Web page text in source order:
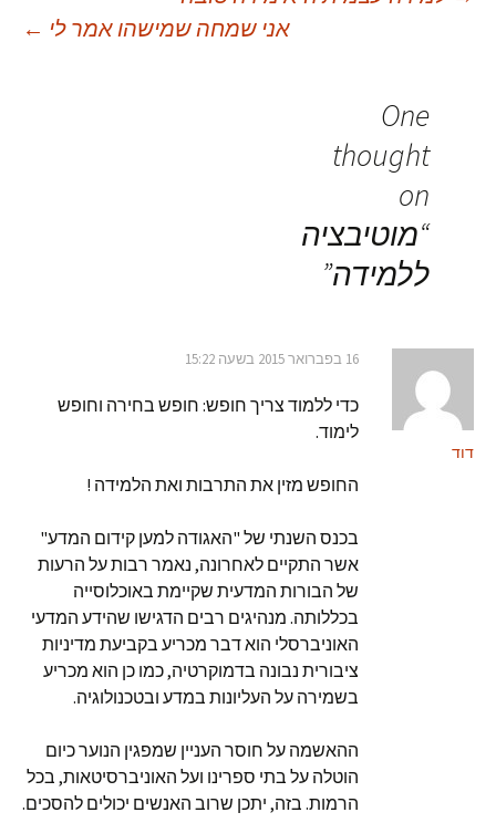
אני שמחה שמישהו אמר לי ←
One
thought
on
“מוטיבציה
ללמידה”
דוד
16 בפברואר 2015 בשעה 15:22
כדי ללמוד צריך חופש: חופש בחירה וחופש
לימוד.
החופש מזין את התרבות ואת הלמידה !
בכנס השנתי של "האגודה למען קידום המדע"
אשר התקיים לאחרונה, נאמר רבות על הרעות
של הבורות המדעית שקיימת באוכלוסייה
בכללותה. מנהיגים רבים הדגישו שהידע המדעי
האוניברסלי הוא דבר מכריע בקביעת מדיניות
ציבורית נבונה בדמוקרטיה, כמו כן הוא מכריע
בשמירה על העליונות במדע ובטכנולוגיה.
ההאשמה על חוסר העניין שמפגין הנוער כיום
הוטלה על בתי ספרינו ועל האוניברסיטאות, בכל
הרמות. בזה, יתכן שרוב האנשים יכולים להסכים.